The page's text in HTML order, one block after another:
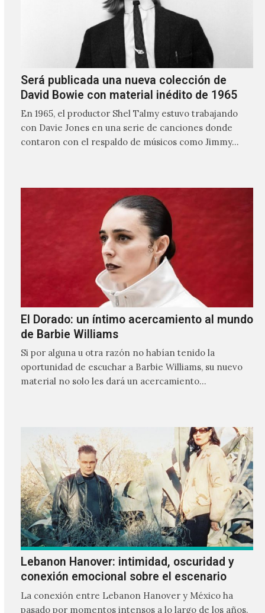
Será publicada una nueva colección de
David Bowie con material inédito de 1965
En 1965, el productor Shel Talmy estuvo trabajando
con Davie Jones en una serie de canciones donde
contaron con el respaldo de músicos como Jimmy…
El Dorado: un íntimo acercamiento al mundo
de Barbie Williams
Si por alguna u otra razón no habían tenido la
oportunidad de escuchar a Barbie Williams, su nuevo
material no solo les dará un acercamiento…
Lebanon Hanover: intimidad, oscuridad y
conexión emocional sobre el escenario
La conexión entre Lebanon Hanover y México ha
pasado por momentos intensos a lo largo de los años.